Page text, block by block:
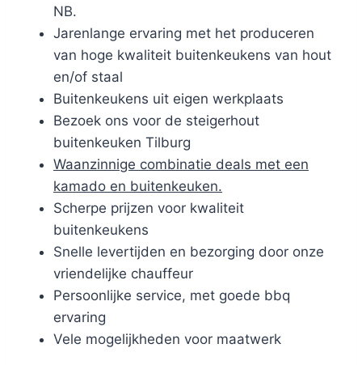
NB.
Jarenlange ervaring met het produceren
van hoge kwaliteit buitenkeukens van hout
en/of staal
Buitenkeukens uit eigen werkplaats
Bezoek ons voor de steigerhout
buitenkeuken Tilburg
Waanzinnige combinatie deals met een
kamado en buitenkeuken.
Scherpe prijzen voor kwaliteit
buitenkeukens
Snelle levertijden en bezorging door onze
vriendelijke chauffeur
Persoonlijke service, met goede bbq
ervaring
Vele mogelijkheden voor maatwerk